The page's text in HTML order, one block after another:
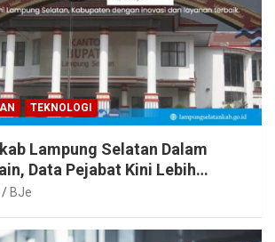
TEKNOLOGI
Lampung Selatan Dalam
Data Pejabat Kini Lebih
BJe